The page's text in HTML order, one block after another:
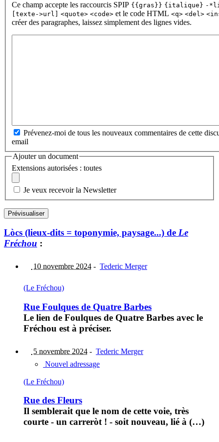
Ce champ accepte les raccourcis SPIP {{gras}} {italique} -
[texte->url]
<quote> <code> et le code HTML <q> <del>
créer des paragraphes, laissez simplement des lignes vides.
Prévenez-moi de tous les nouveaux commentaires de cette
email
Ajouter un document
Extensions autorisées : toutes
Je veux recevoir la Newsletter
Lòcs (lieux-dits = toponymie, paysage...) de Le
Fréchou :
10 novembre 2024 - Tederic Merger
(Le Fréchou)
Rue Foulques de Quatre Barbes
Le lien de Foulques de Quatre Barbes avec le
Fréchou est à préciser.
5 novembre 2024 - Tederic Merger
Nouvel adressage
(Le Fréchou)
Rue des Fleurs
Il semblerait que le nom de cette voie, très
courte - un carreròt ! - soit nouveau, lié à (…)